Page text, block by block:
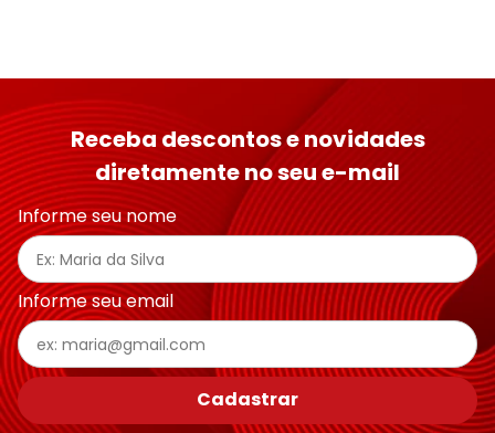
Receba descontos e novidades
diretamente no seu e-mail
Informe seu nome
Informe seu email
Cadastrar